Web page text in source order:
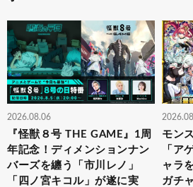
2026.08.06
『怪獣８号 THE GAME』1周
年記念！ディメンションナン
バーズを纏う「市川レノ」
「四ノ宮キコル」が遂に実
モン
「ア
ャラ
ガチ